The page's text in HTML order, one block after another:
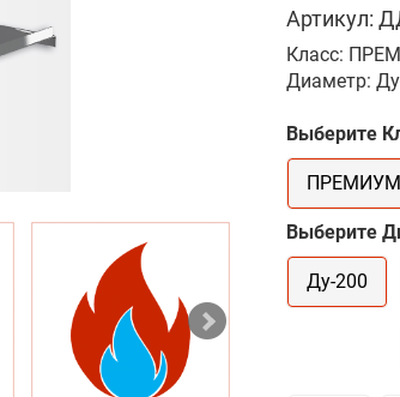
Артикул:
Класс:
Диаметр:
Выберите
ПРЕМИУМ
Выберите
Ду-200